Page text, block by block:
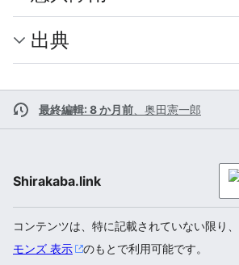
出典
最終編輯: 8 か月前 奥田憲一郎
Shirakaba.link
コンテンツは、特に記載されていない限り、
モンズ 表示
のもとで利用可能です。